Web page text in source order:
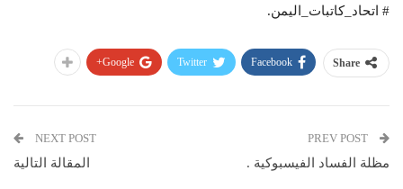
# اتحاد_كاتبات_اليمن.
Share
Facebook
Twitter
Google+
مظلة الفساد الفيسبوكية .
NEXT POST
المقالة التالية